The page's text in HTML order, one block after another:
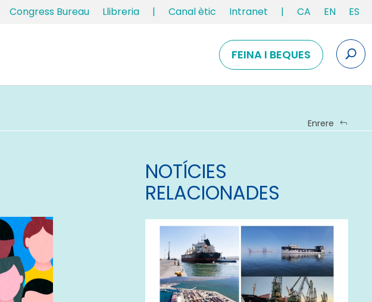
Congress Bureau Llibreria | Canal ètic Intranet | CA EN ES
FEINA I BEQUES
Enrere
NOTÍCIES
RELACIONADES